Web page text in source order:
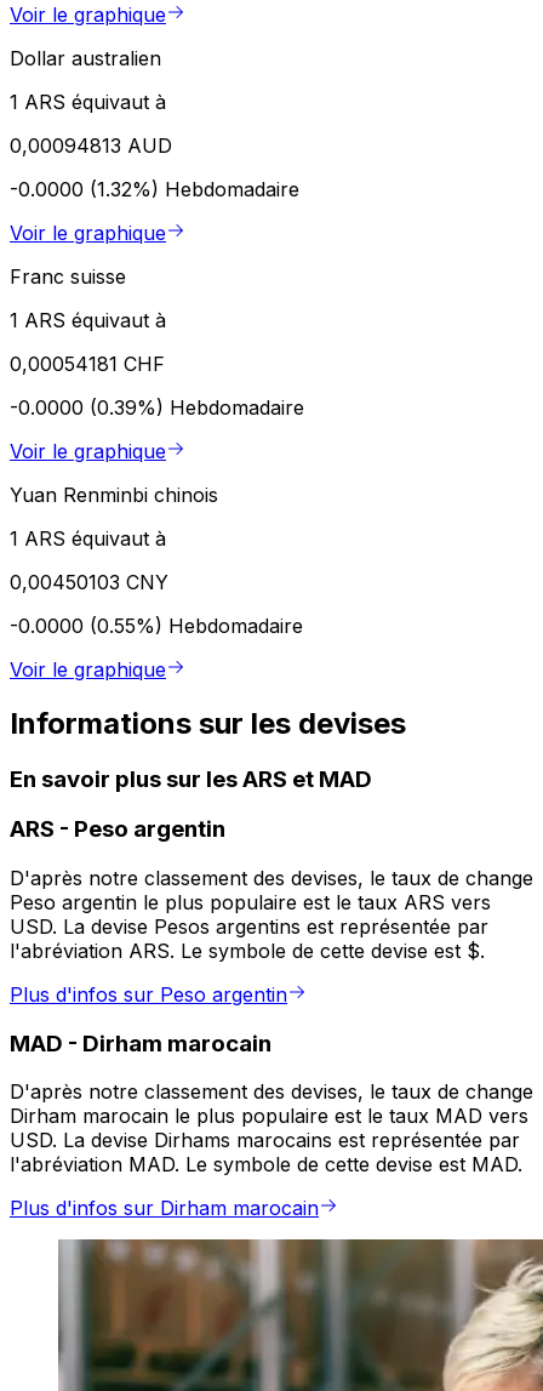
Voir le graphique
Dollar australien
1 ARS équivaut à
0,00094813 AUD
-0.0000 (1.32%) Hebdomadaire
Voir le graphique
Franc suisse
1 ARS équivaut à
0,00054181 CHF
-0.0000 (0.39%) Hebdomadaire
Voir le graphique
Yuan Renminbi chinois
1 ARS équivaut à
0,00450103 CNY
-0.0000 (0.55%) Hebdomadaire
Voir le graphique
Informations sur les devises
En savoir plus sur les ARS et MAD
ARS - Peso argentin
D'après notre classement des devises, le taux de change
Peso argentin le plus populaire est le taux ARS vers
USD. La devise Pesos argentins est représentée par
l'abréviation ARS. Le symbole de cette devise est $.
Plus d'infos sur Peso argentin
MAD - Dirham marocain
D'après notre classement des devises, le taux de change
Dirham marocain le plus populaire est le taux MAD vers
USD. La devise Dirhams marocains est représentée par
l'abréviation MAD. Le symbole de cette devise est MAD.
Plus d'infos sur Dirham marocain